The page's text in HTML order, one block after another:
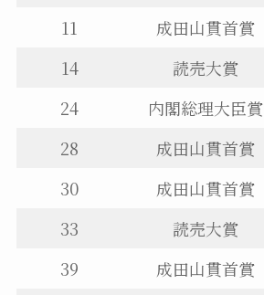
11
成田山貫首賞
14
読売大賞
24
内閣総理大臣賞
28
成田山貫首賞
30
成田山貫首賞
33
読売大賞
39
成田山貫首賞